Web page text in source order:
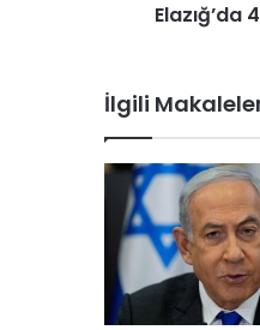
b
ü
y
ü
n
İlgili